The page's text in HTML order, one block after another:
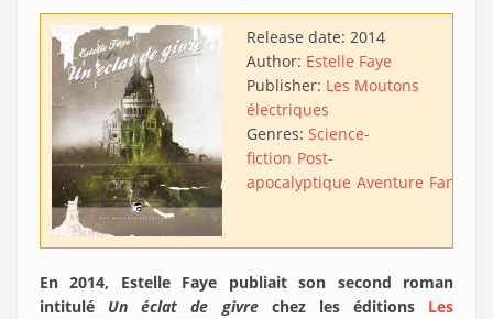
Release date: 2014
Author: Estelle Faye
Publisher: Les Moutons
électriques
Genres: Science-
fiction Post-
apocalyptique Aventure
En 2014, Estelle Faye publiait son second roman
intitulé Un éclat de givrechez les éditions Les